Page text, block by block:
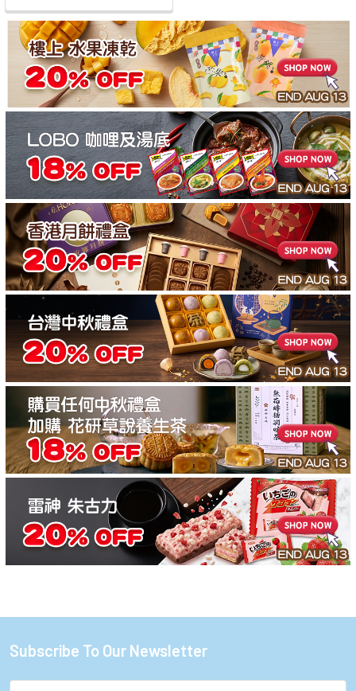
Footer
Subscribe To Our Newsletter